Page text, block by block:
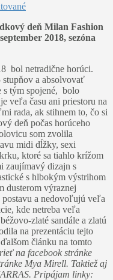
deň Milan Fashion
2018, sezóna
bol netradične horúci.
stupňov a absolvovať
s tým spojené, bolo
veľa času ani priestoru na
rada, ak stihnem to, čo si
deň počas horúceho
som zvolila
midi dĺžky, sexi
ktoré sa tiahlo krížom
zaujímavý dizajn s
s hlbokým výstrihom
dusterom výraznej
a nedovoľujú veľa
kde netreba veľa
zlaté sandále a zlatú
na prezentáciu tejto
článku na tomto
na facebook stránke
Mya Mirell. Taktiež aj
Pripájam linky: